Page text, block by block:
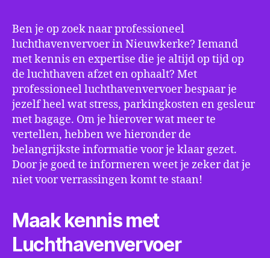
Ben je op zoek naar professioneel
luchthavenvervoer in Nieuwkerke? Iemand
met kennis en expertise die je altijd op tijd op
de luchthaven afzet en ophaalt? Met
professioneel luchthavenvervoer bespaar je
jezelf heel wat stress, parkingkosten en gesleur
met bagage. Om je hierover wat meer te
vertellen, hebben we hieronder de
belangrijkste informatie voor je klaar gezet.
Door je goed te informeren weet je zeker dat je
niet voor verrassingen komt te staan!
Maak kennis met
Luchthavenvervoer